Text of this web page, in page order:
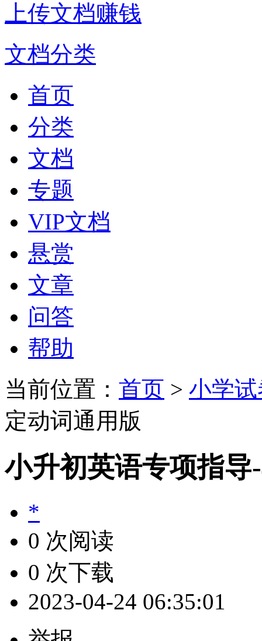
上传文档赚钱
文档分类
首页
分类
文档
专题
VIP文档
悬赏
文章
问答
帮助
当前位置： 首页 > 小学
定动词通用版
小升初英语专项指
*
0 次阅读
0 次下载
2023-04-24 06:35:01